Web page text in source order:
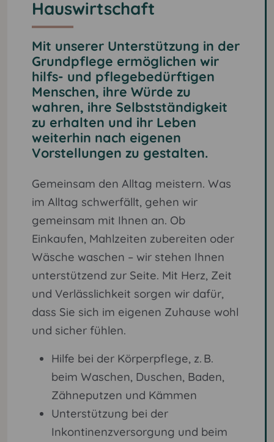
Hauswirtschaft
Mit unserer Unterstützung in der
Grundpflege ermöglichen wir
hilfs- und pflegebedürftigen
Menschen, ihre Würde zu
wahren, ihre Selbstständigkeit
zu erhalten und ihr Leben
weiterhin nach eigenen
Vorstellungen zu gestalten.
Gemeinsam den Alltag meistern. Was
im Alltag schwerfällt, gehen wir
gemeinsam mit Ihnen an. Ob
Einkaufen, Mahlzeiten zubereiten oder
Wäsche waschen – wir stehen Ihnen
unterstützend zur Seite. Mit Herz, Zeit
und Verlässlichkeit sorgen wir dafür,
dass Sie sich im eigenen Zuhause wohl
und sicher fühlen.
Hilfe bei der Körperpflege, z. B.
beim Waschen, Duschen, Baden,
Zähneputzen und Kämmen
Unterstützung bei der
Inkontinenzversorgung und beim